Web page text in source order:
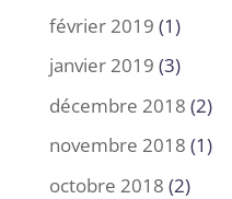
février 2019 (1)
janvier 2019 (3)
décembre 2018 (2)
novembre 2018 (1)
octobre 2018 (2)